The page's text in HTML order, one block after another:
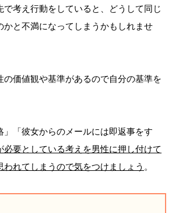
で考え行動をしていると、どうして同じ
かと不満になってしまうかもしれませ
の価値観や基準があるので自分の基準を
」「彼女からのメールには即返事をす
必要としている考えを男性に押し付けて
われてしまうので気をつけましょう 。